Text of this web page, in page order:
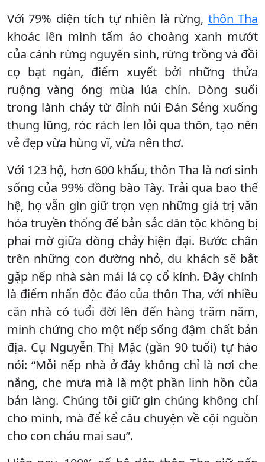
Với 79% diện tích tự nhiên là rừng, thôn Tha
khoác lên mình tấm áo choàng xanh mướt
của cánh rừng nguyên sinh, rừng trồng và đồi
cọ bạt ngàn, điểm xuyết bởi những thửa
ruộng vàng óng mùa lúa chín. Dòng suối
trong lành chảy từ đỉnh núi Đán Sẻng xuống
thung lũng, róc rách len lỏi qua thôn, tạo nên
vẻ đẹp vừa hùng vĩ, vừa nên thơ.
Với 123 hộ, hơn 600 khẩu, thôn Tha là nơi sinh
sống của 99% đồng bào Tày. Trải qua bao thế
hệ, họ vẫn gìn giữ trọn vẹn những giá trị văn
hóa truyền thống để bản sắc dân tộc không bị
phai mờ giữa dòng chảy hiện đại. Bước chân
trên những con đường nhỏ, du khách sẽ bắt
gặp nếp nhà sàn mái lá cọ cổ kính. Đây chính
là điểm nhấn độc đáo của thôn Tha, với nhiều
căn nhà có tuổi đời lên đến hàng trăm năm,
minh chứng cho một nếp sống đậm chất bản
địa. Cụ Nguyễn Thị Mặc (gần 90 tuổi) tự hào
nói: “Mỗi nếp nhà ở đây không chỉ là nơi che
nắng, che mưa mà là một phần linh hồn của
bản làng. Chúng tôi giữ gìn chúng không chỉ
cho mình, mà để kể câu chuyện về cội nguồn
cho con cháu mai sau”.